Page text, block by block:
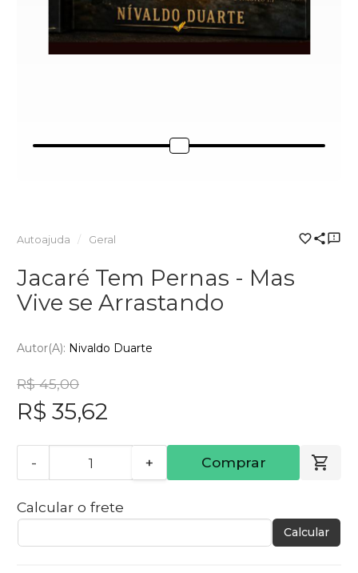
Autoajuda Geral
Jacaré Tem Pernas - Mas
Vive se Arrastando
Autor(a): Nivaldo Duarte
R$ 45,00
R$ 35,62
- + Comprar
Calcular o frete
Calcular